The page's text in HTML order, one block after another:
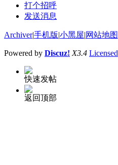
打个招呼
发送消息
Archiver|手机版|小黑屋|网站地图
Powered by Discuz! X3.4 Licensed
快速发帖
返回顶部